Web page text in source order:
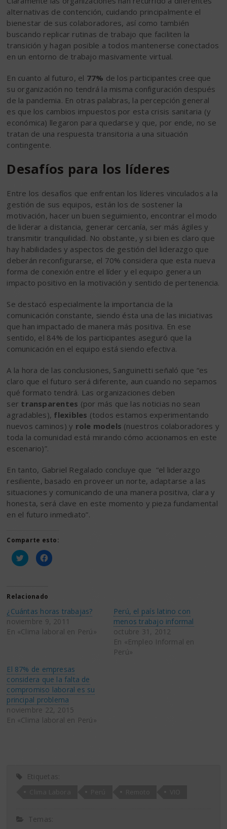
alternativas de contención, cuidando principalmente el
bienestar de sus colaboradores, así como también
buscando replicar rutinas de trabajo que faciliten la
transición y hagan posible a todos mantenerse conectados
en un entorno de trabajo masivamente virtual.
En cuanto al futuro, el 77% de los participantes cree que
su organización no tendrá la misma configuración después
de la pandemia. En otras palabras, la percepción general
es que los cambios impuestos por esta crisis sanitaria (y
económica) llegaron para quedarse y que, por ende, no se
tratan de una respuesta transitoria a una situación
contingente.
Desafíos para los líderes
Entre los desafíos que enfrentan los líderes vinculados a la
gestión de sus equipos, están los de sostener la
motivación, hacer un buen seguimiento, encontrar el modo
de liderar a distancia, generar cercanía, ser más ágiles y
transmitir tranquilidad. No obstante, y si bien es claro que
hay habilidades y aspectos de gestión del liderazgo que
deberán reconfigurarse, el 70% considera que esta nueva
forma de conexión entre el líder y el equipo genera un
impacto positivo en la motivación y sentido de pertenencia.
Se destacó especialmente la importancia de la
comunicación constante, siendo ésta una de las iniciativas
que han impactado de manera más positiva. En ese
sentido, el 84% de los participantes aseguró que la
comunicación en el equipo está siendo efectiva.
A la hora de las conclusiones, Sanguinetti señaló que “es
claro que el futuro será diferente, aun cuando no sepamos
qué formato tendrá. Las organizaciones deben
ser transparentes (por más que las noticias no sean
agradables), flexibles (todos estamos experimentando
nuevos caminos) y role models (nuestros colaboradores y
toda la comunidad está mirando cómo accionamos en este
escenario)”.
En tanto, Gabriel Regalado concluye que “el liderazgo
resiliente, basado en proveer un norte, adaptarse a las
situaciones y comunicando de una manera positiva, clara y
honesta, será clave en este momento y pieza fundamental
en el futuro inmediato”.
Comparte esto:
Haz
clic
(Se
abre
una
ventana
nueva)
Haz
clic
una
ventana
nueva)
Relacionado
¿Cuántas horas trabajas?
noviembre 9, 2011
En «Clima laboral en Perú»
Perú, el país latino con
menos trabajo informal
octubre 31, 2012
En «Empleo Informal en
Perú»
El 87% de empresas
considera que la falta de
compromiso laboral es su
principal problema
noviembre 22, 2015
En «Clima laboral en Perú»
Etiquetas:
Temas: